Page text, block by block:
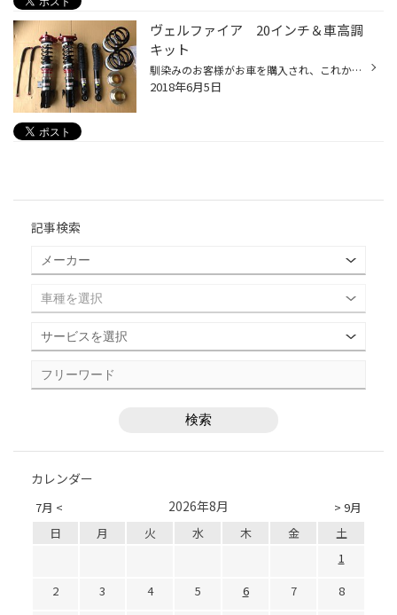
ヴェルファイア 20インチ＆車高調
キット
馴染みのお客様がお車を購入され、これからいろいろドレスアップされたいとのご相談。 まずはドレスアップ第1弾！ 「アルミホイール＆タイヤ」と「車高調整式サスペンションキット」をご購入いただきました。 乗り心地は犠牲にしたくない！とのお声に「車高調」はタナベさんのSUSTEC PRO「ZT40」を ...
2018年6月5日
記事検索
カレンダー
7月 < > 9月
2026年8月
日 月 火 水 木 金
土
1
2
3 4 5 6 7
8